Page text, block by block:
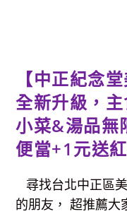
【中正紀念
全新升級，
小菜&湯品無
便當+1元送
尋找台北中正區
的朋友， 超推薦大